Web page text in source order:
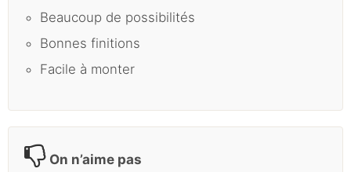
Beaucoup de possibilités
Bonnes finitions
Facile à monter
On n’aime pas